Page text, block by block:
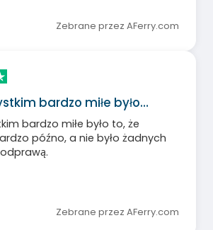
rejsu było przeciętne.
Zebrane przez AFerry.com
bardzo miłe było…
bardzo miłe było to, że
późno, a nie było żadnych
Zebrane przez AFerry.com